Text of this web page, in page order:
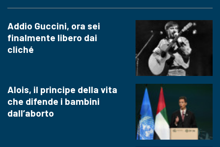
Addio Guccini, ora sei
finalmente libero dai
cliché
Alois, il principe della vita
che difende i bambini
dall’aborto